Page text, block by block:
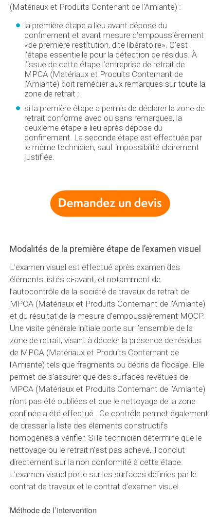
(Matériaux et Produits Contenant de l'Amiante) :
la première étape a lieu avant dépose du
confinement et avant mesure d’empoussièrement
«de première restitution, dite libératoire». C’est
l’étape essentielle pour la détection de résidus. À
l’issue de cette étape l’entreprise de retrait de
MPCA (Matériaux et Produits Conternant de
l'Amiante) doit remédier aux remarques sur toute la
zone de retrait ;
si la première étape a permis de déclarer la zone de
retrait conforme avec ou sans remarques, la
deuxième étape a lieu après dépose du
confinement. La seconde étape est effectuée par
le même technicien, sauf impossibilité clairement
justifiée.
Modalités de la première étape de l’examen visuel
L’examen visuel est effectué après examen des
éléments listés ci-avant, et notamment de
l’autocontrôle de la société de travaux de retrait de
MPCA (Matériaux et Produits Conternant de l'Amiante)
et du résultat de la mesure d’empoussièrement MOCP.
Une visite générale initiale porte sur l’ensemble de la
zone de retrait, visant à déceler la présence de résidus
de MPCA (Matériaux et Produits Conternant de
l'Amiante) tels que fragments ou débris de flocage. Elle
permet de s’assurer que des surfaces revêtues de
MPCA (Matériaux et Produits Conternant de l'Amiante)
n’ont pas été oubliées et que le nettoyage de la zone
confinée a été effectué . Ce contrôle permet également
de dresser la liste des éléments constructifs
homogènes à vérifier. Si le technicien détermine que le
nettoyage ou le retrait n’est pas achevé, il conclut
directement sur la non conformité à cette étape.
L’examen visuel porte sur les surfaces définies par le
contrat de travaux et le contrat d’examen visuel.
Méthode de l’intervention